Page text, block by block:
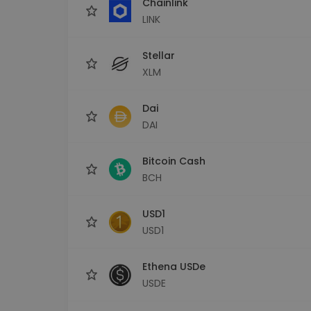
LINK
Stellar
XLM
Dai
DAI
Bitcoin Cash
BCH
USD1
USD1
Ethena USDe
USDE